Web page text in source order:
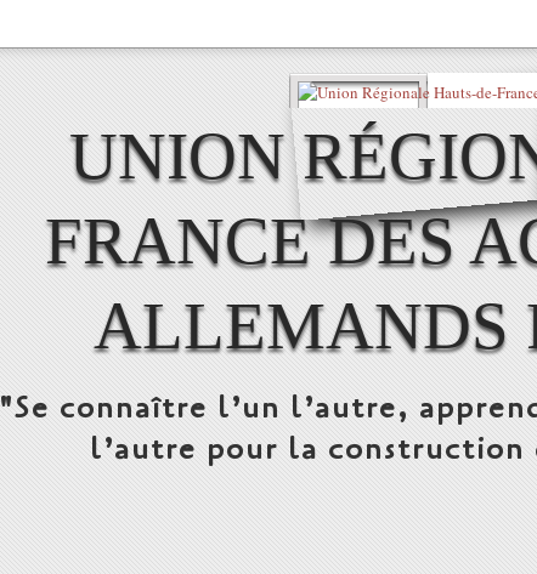
UNION
FRANCE DES
ALLEMANDS
"Se connaître l’un l’autre,
l’autre pour la construction